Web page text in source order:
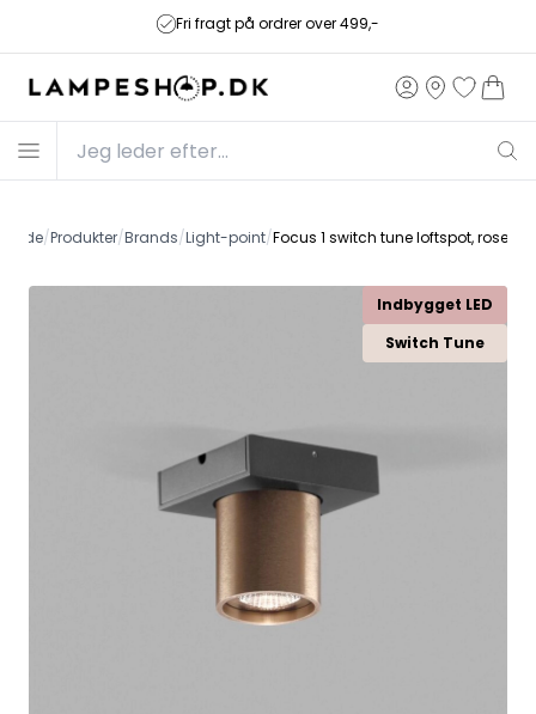
Fri fragt på ordrer over 499,-
/Produkter/Brands/Light-point/Focus 1 switch tune loftspot, rose
Indbygget LED
Switch Tune